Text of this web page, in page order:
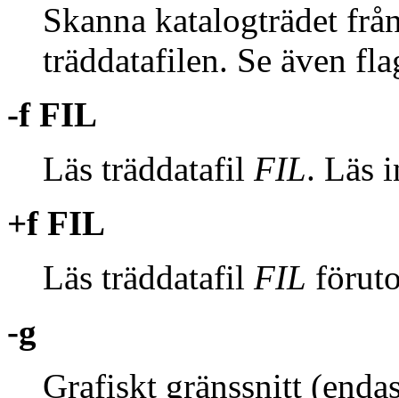
Skanna katalogträdet
träddatafilen. Se även
-f FIL
Läs träddatafil FIL. Läs
+f FIL
Läs träddatafil FIL
-g
Grafiskt gränssnitt